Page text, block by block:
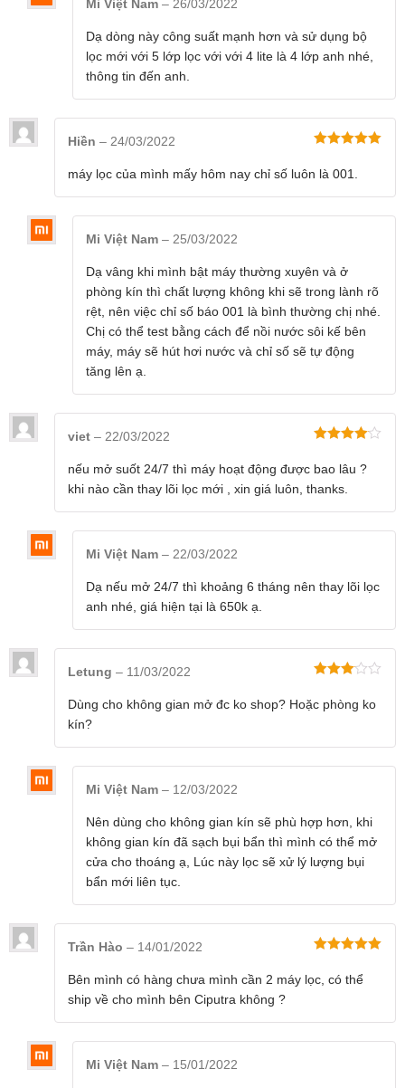
loại virut và kháng khuẩn như H1N1, Ecoli hay Tụ
cầu vàng. Tiếp đến lớp thứ tư là bộ lọc HEPA lọc
hạt có đường kính 0,3μm trở lên, bao gồm hạt
PM2.5, khói, vẩy da thú cưng, phấn hoa, bông và
được làm bằng than hoạt tính chất lượng cao
giúp hấp thụ formaldehyd và các hóa chất độc
Mi Việt Nam – 26/03/2022
Dạ dòng này công suất mạnh hơn và sử dụng bộ
lọc mới với 5 lớp lọc với với 4 lite là 4 lớp anh nhé,
thông tin đến anh.
hạng55
sao
Hiền – 24/03/2022
máy lọc của mình mấy hôm nay chỉ số luôn là 001.
Mi Việt Nam – 25/03/2022
Dạ vâng khi mình bật máy thường xuyên và ở
phòng kín thì chất lượng không khi sẽ trong lành rõ
rệt, nên việc chỉ số báo 001 là bình thường chị nhé.
Chị có thể test bằng cách để nồi nước sôi kế bên
máy, máy sẽ hút hơi nước và chỉ số sẽ tự động
tăng lên ạ.
hạng4
sao
viet – 22/03/2022
nếu mở suốt 24/7 thì máy hoạt động được bao lâu ?
khi nào cần thay lõi lọc mới , xin giá luôn, thanks.
Mi Việt Nam – 22/03/2022
Dạ nếu mở 24/7 thì khoảng 6 tháng nên thay lõi lọc
anh nhé, giá hiện tại là 650k ạ.
xếp
hạng3
Letung – 11/03/2022
Dùng cho không gian mở đc ko shop? Hoặc phòng ko
kín?
Mi Việt Nam – 12/03/2022
Nên dùng cho không gian kín sẽ phù hợp hơn, khi
không gian kín đã sạch bụi bẩn thì mình có thể mở
cửa cho thoáng ạ, Lúc này lọc sẽ xử lý lượng bụi
bẩn mới liên tục.
hạng 55
sao
Trần Hào – 14/01/2022
Bên mình có hàng chưa mình cần 2 máy lọc, có thể
ship về cho mình bên Ciputra không ?
Mi Việt Nam – 15/01/2022